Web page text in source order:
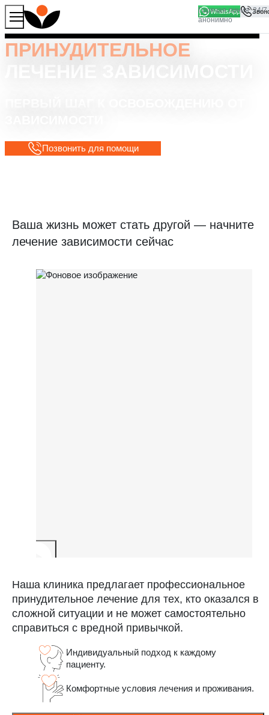
WhatsApp
ПРИНУДИТЕЛЬНОЕ
Позвонить для помощи
Ваша жизнь может стать другой — начните
лечение зависимости сейчас
Наша клиника предлагает профессиональное
принудительное лечение для тех, кто оказался в
сложной ситуации и не может самостоятельно
справиться с вредной привычкой.
Индивидуальный подход к каждому
пациенту.
Комфортные условия лечения и проживания.
Продолжая работу с сайтом, вы соглашаетесь на то, что
мы используем файлы
Хорошо